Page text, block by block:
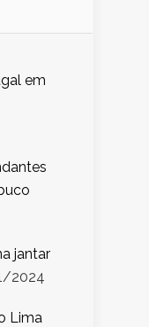
em
jantar
2024
Lima